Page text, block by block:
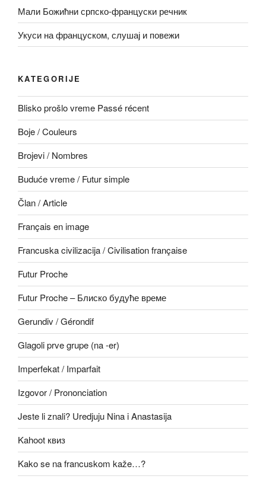
Мали Божићни српско-француски речник
Укуси на француском, слушај и повежи
KATEGORIJE
Blisko prošlo vreme Passé récent
Boje / Couleurs
Brojevi / Nombres
Buduće vreme / Futur simple
Član / Article
Français en image
Francuska civilizacija / Civilisation française
Futur Proche
Futur Proche – Блиско будуће време
Gerundiv / Gérondif
Glagoli prve grupe (na -er)
Imperfekat / Imparfait
Izgovor / Prononciation
Jeste li znali? Uredjuju Nina i Anastasija
Kahoot квиз
Kako se na francuskom kaže…?